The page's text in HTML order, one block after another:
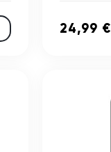
24,99 €